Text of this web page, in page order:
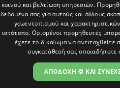
κοινού και βελτίωση υπηρεσιών.
δεδομένα σας για αυτούς και άλλους
γεωεντοπισμού και
ιστότοπο. Ορισμένοι προμηθευτές
έχετε το δικαίωμα να αντιταχθείτε
συγκατάθεσή σας οποιαδήποτε
ΑΠΟΔΟΧΗ 🍪 ΚΑΙ